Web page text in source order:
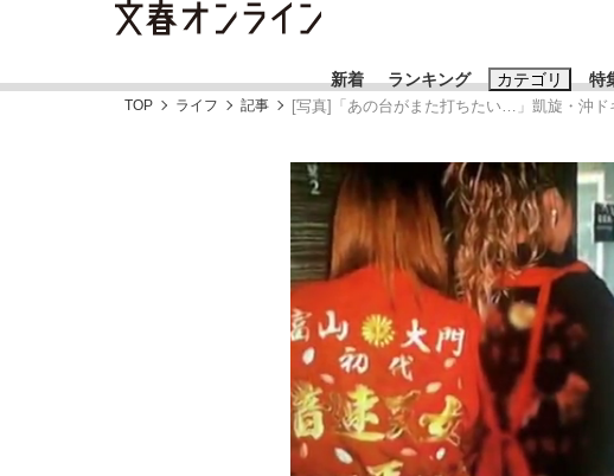
新着 ランキング カテゴリ
《BTS厳戒トーキョー滞在記》RM→渋谷で飲み会、
特
日本生まれのK-POPアイドルたち
おすすめのキーワー
#藤田晋 #三山凌輝 #
#玉木雄一郎
#亀和田武
TOP ライフ 記事 [写真]「あの台がまた打ちたい…」凱旋・沖ド